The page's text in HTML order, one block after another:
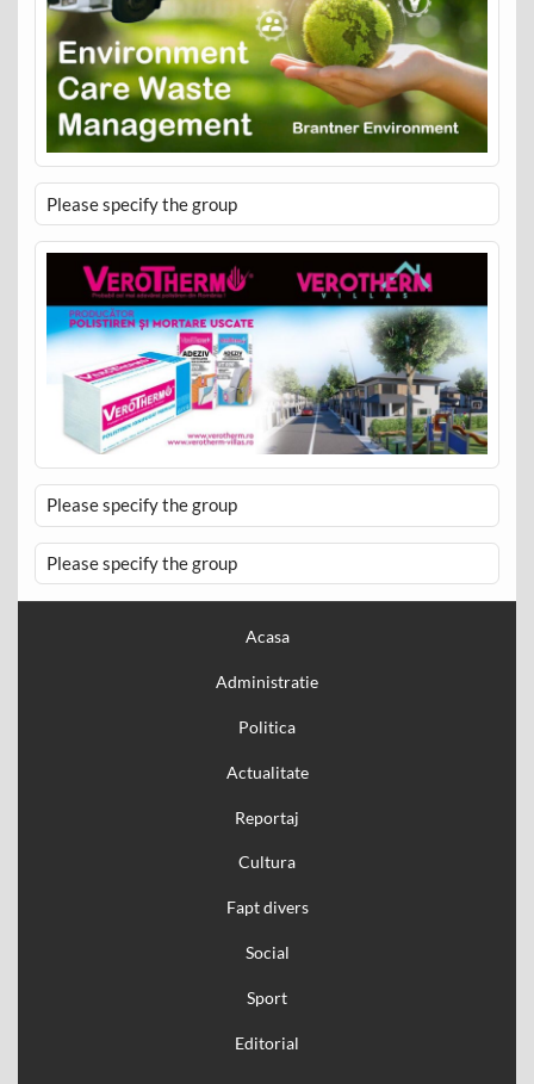
Please specify the group
Please specify the group
Please specify the group
Acasa
Administratie
Politica
Actualitate
Reportaj
Cultura
Fapt divers
Social
Sport
Editorial